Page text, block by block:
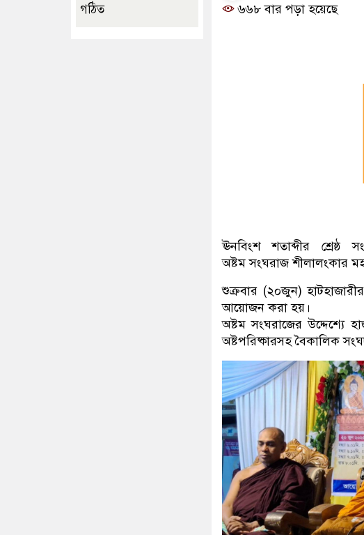
৬৬৮ বার পড়া হয়েছে
ঊনবিংশ শতাব্দীর শ্রেষ্ঠ
অষ্টম সংঘরাজ শীলালংকার
শুক্রবার (২০জুন) হাটহাজারীর
আয়োজন করা হয়।
অষ্টম সংঘরাজের উদ্দেশ্যে
অষ্টপরিষ্কারসহ বৈকালিক
গঠিত